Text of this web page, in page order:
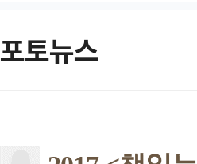
포토뉴스